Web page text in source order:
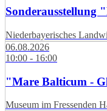
Sonderausstellung
Niederbayerisches
06.08.2026
10:00 - 16:00
"Mare Balticum -
Museum im Fressenden